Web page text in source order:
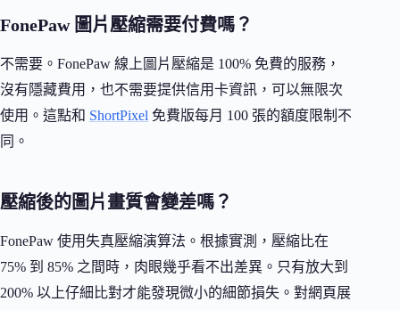
FonePaw 圖片壓縮需要付費嗎？
不需要。FonePaw 線上圖片壓縮是 100% 免費的服務，
沒有隱藏費用，也不需要提供信用卡資訊，可以無限次
使用。這點和 ShortPixel 免費版每月 100 張的額度限制不
同。
壓縮後的圖片畫質會變差嗎？
FonePaw 使用失真壓縮演算法。根據實測，壓縮比在
75% 到 85% 之間時，肉眼幾乎看不出差異。只有放大到
200% 以上仔細比對才能發現微小的細節損失。對網頁展